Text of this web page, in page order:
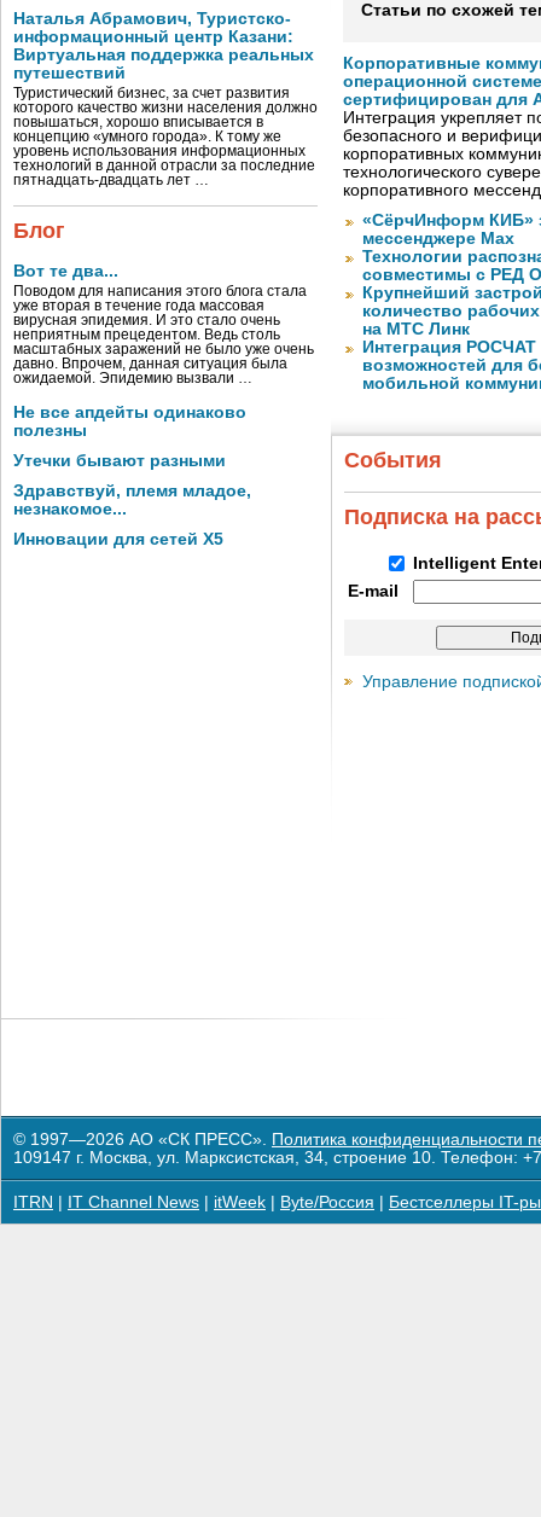
Наталья Абрамович, Туристско-
информационный центр Казани:
Виртуальная поддержка реальных
путешествий
Туристический бизнес, за счет развития
которого качество жизни населения должно
повышаться, хорошо вписывается в
концепцию «умного города». К тому же
уровень использования информационных
технологий в данной отрасли за последние
пятнадцать-двадцать лет …
Блог
Вот те два...
Поводом для написания этого блога стала
уже вторая в течение года массовая
вирусная эпидемия. И это стало очень
неприятным прецедентом. Ведь столь
масштабных заражений не было уже очень
давно. Впрочем, данная ситуация была
ожидаемой. Эпидемию вызвали …
Не все апдейты одинаково
полезны
Утечки бывают разными
Здравствуй, племя младое,
незнакомое...
Инновации для сетей X5
Статьи по схожей
Корпоративные
операционной
сертифицирован для
Интеграция укрепляет
безопасного и
корпоративных
технологического
корпоративного
«СёрчИнформ КИБ»
мессенджере Max
Технологии
совместимы с РЕД
Крупнейший
количество
на МТС Линк
Интеграция
возможностей для
мобильной
События
Подписка на
Intelligent
E-mail
Управление
© 1997—2026 АО «СК ПРЕСС». Политика конфиденциальности
109147 г. Москва, ул. Марксистская, 34, строение 10. Телефон:
ITRN IT Channel News itWeek Byte/Россия Бестселлеры IT-